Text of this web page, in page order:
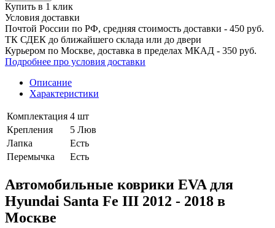
Купить в 1 клик
Условия доставки
Почтой России по РФ, средняя стоимость доставки - 450 руб.
ТК СДЕК до ближайшего склада или до двери
Курьером по Москве, доставка в пределах МКАД - 350 руб.
Подробнее про условия доставки
Описание
Характеристики
Комплектация 4 шт
Крепления
5 Люв
Лапка
Есть
Перемычка
Есть
Автомобильные коврики EVA для
Hyundai Santa Fe III 2012 - 2018 в
Москве